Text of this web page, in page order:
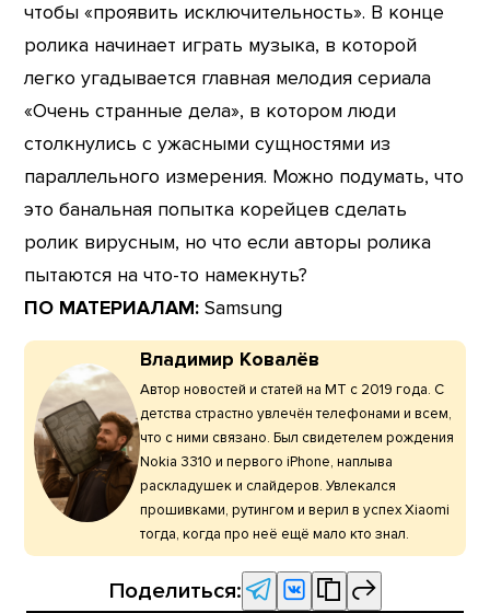
чтобы «проявить исключительность». В конце
ролика начинает играть музыка, в которой
легко угадывается главная мелодия сериала
«Очень странные дела», в котором люди
столкнулись с ужасными сущностями из
параллельного измерения. Можно подумать, что
это банальная попытка корейцев сделать
ролик вирусным, но что если авторы ролика
пытаются на что-то намекнуть?
ПО МАТЕРИАЛАМ: Samsung
Владимир Ковалёв
Автор новостей и статей на МТ с 2019 года. С
детства страстно увлечён телефонами и всем,
что с ними связано. Был свидетелем рождения
Nokia 3310 и первого iPhone, наплыва
раскладушек и слайдеров. Увлекался
прошивками, рутингом и верил в успех Xiaomi
тогда, когда про неё ещё мало кто знал.
Поделиться: